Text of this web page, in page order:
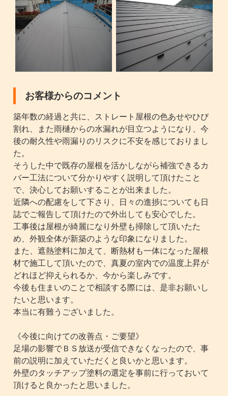
お客様からのコメント
築年数の経過と共に、ストレート屋根の色あせやひび
割れ、また雨樋からの水漏れが目立つようになり、今
後の耐久性や雨漏りのリスクに不安を感じておりまし
た。
そうした中で既存の屋根を活かしながら補強できるカ
バー工法について分かりやすく説明して頂けたこと
で、決心してお願いすることが出来ました。
近隣への配慮をして下さり、日々の進捗についても日
誌でご報告して頂けたので外出しても安心でした。
工事後は屋根が綺麗になり外壁も掃除して頂いたた
め、外観全体が新築のような印象になりました。
また、遮熱塗料に加えて、断熱材も一体になった屋根
材で施工して頂いたので、真夏の室内での温度上昇が
どれほど抑えられるか、今から楽しみです。
今後も住まいのことで相談する際には、是非お願いし
たいと思います。
本当に有難うございました。
《今後に向けての改善点・ご要望》
足場の影響でＢＳ放送が受信できなくなったので、事
前の説明に加えていただくと良いかと思います。
外壁のタッチアップ塗料の選定を事前に行っておいて
頂けると良かったと思いました。